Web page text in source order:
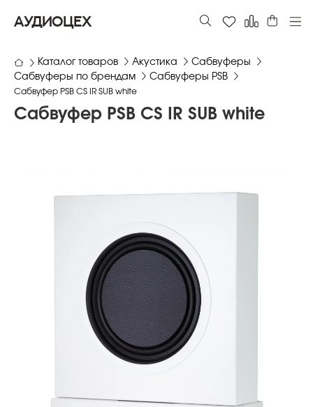
АУДИОЦЕХ
Каталог товаров Акустика
Сабвуферы
Сабвуферы по брендам
Сабвуферы PSB
Сабвуфер PSB CS IR SUB white
Сабвуфер PSB CS IR SUB white